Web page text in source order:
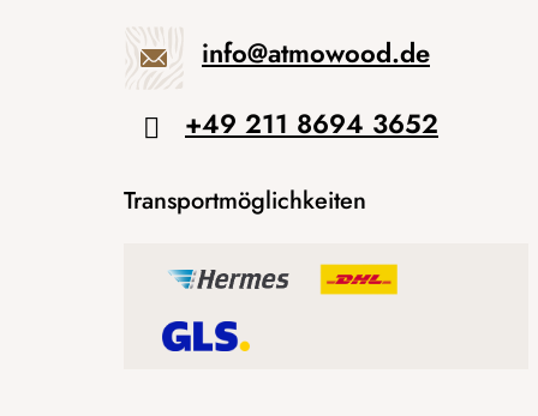
info@atmowood.de
+49 211 8694 3652
Transportmöglichkeiten